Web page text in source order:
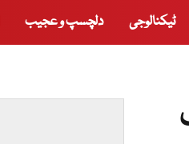
ٹیکنالوجی دلچسپ و عجیب